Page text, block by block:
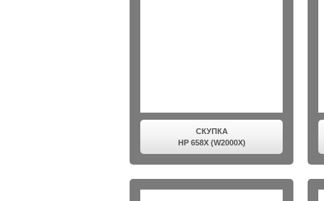
СКУПКА
HP 658X (W2000X)